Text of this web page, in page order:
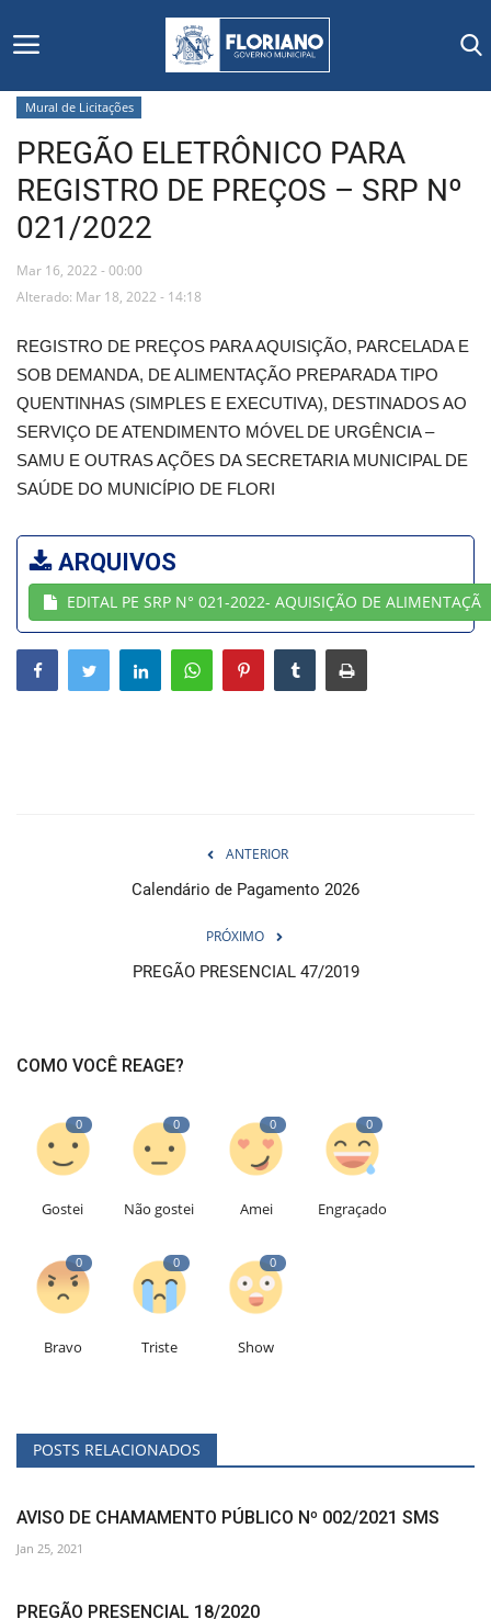
Início
Editais
Floriano
Mural de Licitações
Notícias
Vídeos
Webmail
Contato
Mural de Licitações
PREGÃO ELETRÔNICO PARA
REGISTRO DE PREÇOS – SRP Nº
021/2022
Mar 16, 2022 - 00:00
Alterado: Mar 18, 2022 - 14:18
REGISTRO DE PREÇOS PARA AQUISIÇÃO, PARCELADA E
SOB DEMANDA, DE ALIMENTAÇÃO PREPARADA TIPO
QUENTINHAS (SIMPLES E EXECUTIVA), DESTINADOS AO
SERVIÇO DE ATENDIMENTO MÓVEL DE URGÊNCIA –
SAMU E OUTRAS AÇÕES DA SECRETARIA MUNICIPAL DE
SAÚDE DO MUNICÍPIO DE FLORI
ARQUIVOS
EDITAL PE SRP N° 021-2022- AQUISIÇÃO DE ALIMENTAÇÃ
ANTERIOR
Calendário de Pagamento 2026
PRÓXIMO
PREGÃO PRESENCIAL 47/2019
COMO VOCÊ REAGE?
0
Gostei
0
Não gostei
0
Amei
0
Engraçado
0
Bravo
0
Triste
0
Show
POSTS RELACIONADOS
AVISO DE CHAMAMENTO PÚBLICO Nº 002/2021 SMS
Jan 25, 2021
PREGÃO PRESENCIAL 18/2020